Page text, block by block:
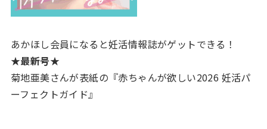
あかほし会員になると妊活情報誌がゲットできる！
★最新号★
菊地亜美さんが表紙の『赤ちゃんが欲しい2026 妊活パ
ーフェクトガイド』